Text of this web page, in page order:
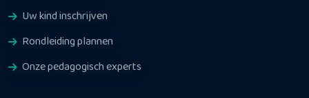
Uw kind inschrijven
Rondleiding plannen
Onze pedagogisch experts